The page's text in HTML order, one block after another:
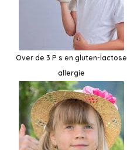
Over de 3 P s en gluten-lactose
allergie